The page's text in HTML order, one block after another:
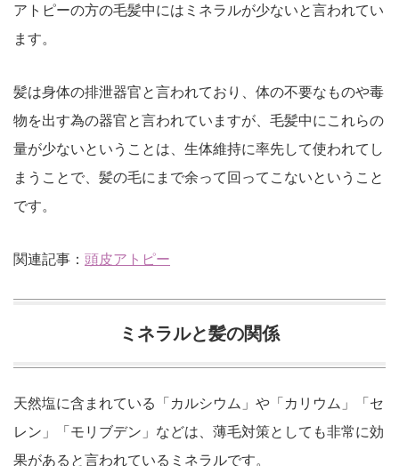
アトピーの方の毛髪中にはミネラルが少ないと言われてい
ます。
髪は身体の排泄器官と言われており、体の不要なものや毒
物を出す為の器官と言われていますが、毛髪中にこれらの
量が少ないということは、生体維持に率先して使われてし
まうことで、髪の毛にまで余って回ってこないということ
です。
関連記事： 頭皮アトピー
ミネラルと髪の関係
天然塩に含まれている「カルシウム」や「カリウム」「セ
レン」「モリブデン」などは、薄毛対策としても非常に効
果があると言われているミネラルです。